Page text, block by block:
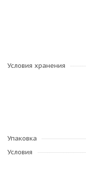
Условия хранения
Упаковка
Условия